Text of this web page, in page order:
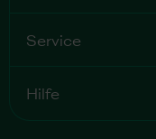
Service
Hilfe